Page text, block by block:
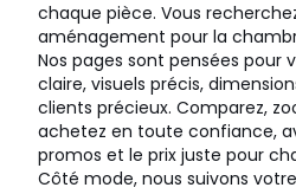
chaque pièce. Vous
aménagement pour la
Nos pages sont pensées pour
claire, visuels précis,
clients précieux. Comparez,
achetez en toute confiance,
promos et le prix juste pour
Côté mode, nous suivons votre